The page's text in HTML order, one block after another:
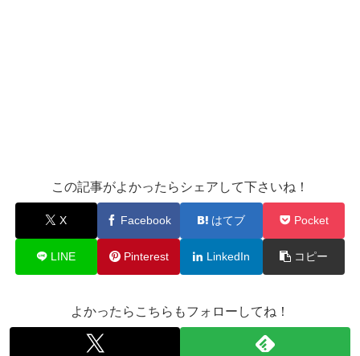
この記事がよかったらシェアして下さいね！
X Facebook はてブ Pocket
LINE Pinterest LinkedIn コピー
よかったらこちらもフォローしてね！